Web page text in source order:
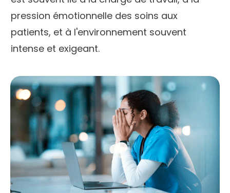
pression émotionnelle des soins aux
patients, et à l'environnement souvent
intense et exigeant.